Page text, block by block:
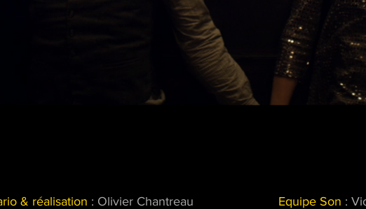
& réalisation : Olivier Chantreau Equipe Son :